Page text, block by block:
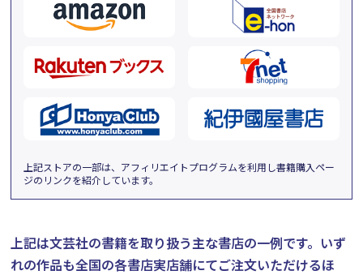
上記ストアの一部は、アフィリエイトプログラムを利用し書籍購入ペー
ジのリンクを紹介しています。
上記は文芸社の書籍を取り扱う主な書店の一例です。 いず
れの作品も全国の各書店実店舗にてご注文いただけるほ